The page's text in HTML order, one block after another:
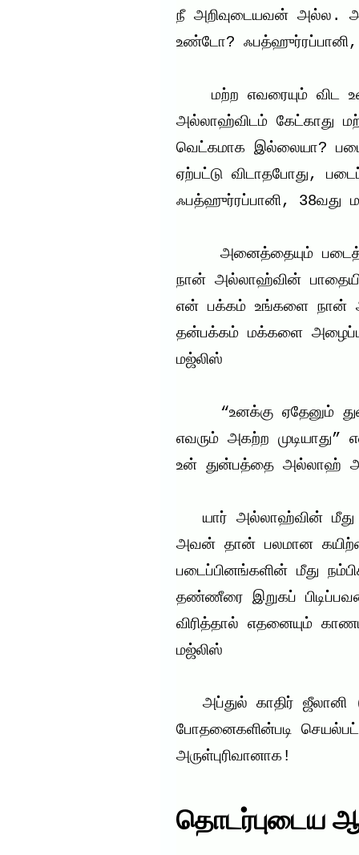
நீ அறிவுடையவன் அல்ல.
உண்டோ?
அல்லாஹ்விடம் கேட்காது
வெட்கமாக இல்லையா?
ஏற்பட்டு விடாதபோது,
ஃபத்ஹுர்ரப்பானி, 38வது
நான் அல்லாஹ்வின்
என் பக்கம் உங்களை நான்
தன்பக்கம் மக்களை
மஜ்லிஸ்
எவரும் அகற்ற
உன் துன்பத்தை அல்லாஹ்
அவன் தான் பலமான
படைப்பினங்களின் மீது
தண்ணீரை இறுகப்
விரித்தால் எதனையும்
மஜ்லிஸ்
போதனைகளின்படி
அருள்புரிவானாக!
தொடர்புடைய